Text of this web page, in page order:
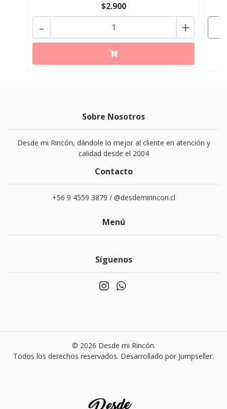
$2.900
+
-
Sobre Nosotros
Desde mi Rincón, dándole lo mejor al cliente en atención y
calidad desde el 2004
Contacto
+56 9 4559 3879 / @desdemirincon.cl
Menú
Síguenos
© 2026 Desde mi Rincón.
Todos los derechos reservados. Desarrollado por Jumpseller.